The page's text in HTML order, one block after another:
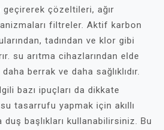
geçirerek çözeltileri, ağır
filtreler. Aktif karbon
tadından ve klor gibi
su arıtma cihazlarından elde
berrak ve daha sağlıklıdır.
bazı ipuçları da dikkate
su tasarrufu yapmak için akıllı
duş başlıkları kullanabilirsiniz. Bu